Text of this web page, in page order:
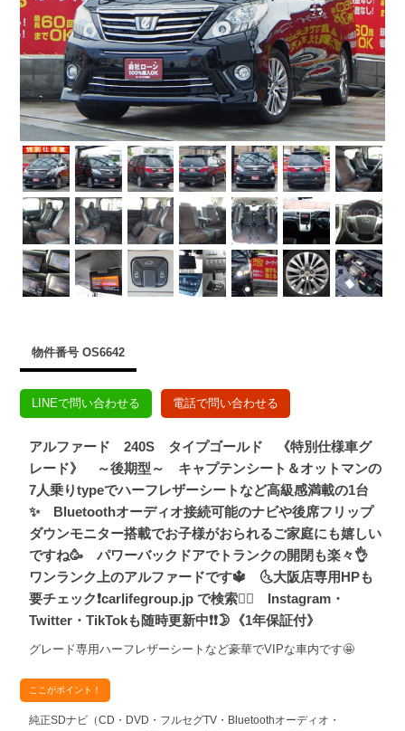
物件番号 OS6642
LINEで問い合わせる 電話で問い合わせる
アルファード 240S タイプゴールド 《特別仕様車グ
レード》 ～後期型～ キャプテンシート＆オットマンの
7人乗りtypeでハーフレザーシートなど高級感満載の1台
✨ Bluetoothオーディオ接続可能のナビや後席フリップ
ダウンモニター搭載でお子様がおられるご家庭にも嬉しい
ですね🥳 パワーバックドアでトランクの開閉も楽々👌
ワンランク上のアルファードです🔱 🌜大阪店専用HPも
要チェック❗carlifegroup.jp で検索🕵️‍♂️ Instagram・
Twitter・TikTokも随時更新中❗❗🌛《1年保証付》
グレード専用ハーフレザーシートなど豪華でVIPな車内です🤩
ここがポイント！
純正SDナビ（CD・DVD・フルセグTV・Bluetoothオーディオ・